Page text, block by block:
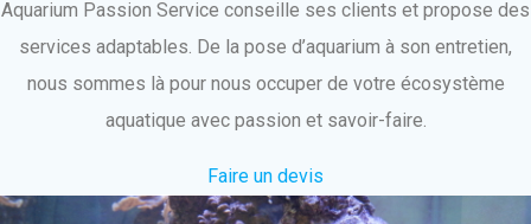
Aquarium Passion Service conseille ses clients et propose des
services adaptables. De la pose d’aquarium à son entretien,
nous sommes là pour nous occuper de votre écosystème
aquatique avec passion et savoir-faire.
Faire un devis